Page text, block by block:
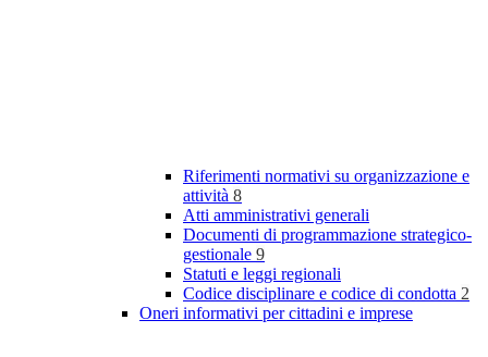
Riferimenti normativi su organizzazione e
attività 8
Atti amministrativi generali
Documenti di programmazione strategico-
gestionale 9
Statuti e leggi regionali
Codice disciplinare e codice di condotta 2
Oneri informativi per cittadini e imprese